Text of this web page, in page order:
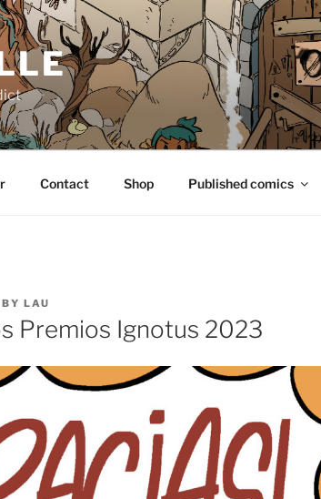
Contact Shop Published comics
BY LAU
Premios Ignotus 2023